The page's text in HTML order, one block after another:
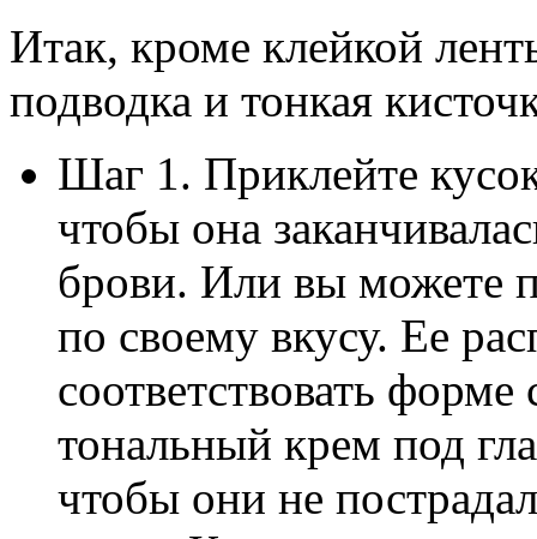
Итак, кроме клейкой
подводка и тонкая
Шаг 1. Приклейте
чтобы она
брови. Или вы можете
по своему вкусу. Ее
соответствовать
тональный крем под
чтобы они не